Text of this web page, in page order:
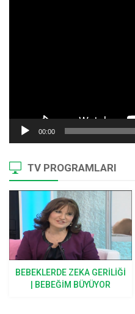
00:00
TV PROGRAMLARI
ÇOCUKLARIN YAZIN
SAĞLIKLI BESLENMELERI